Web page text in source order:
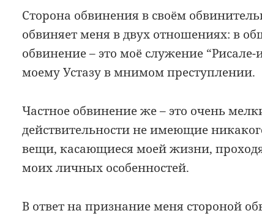
Сторона обвинения в своём
обвиняет меня в двух отношениях: в
обвинение – это моё служение “Рисале-
моему Устазу в мнимом преступлении.
Частное обвинение же – это очень
действительности не имеющие
вещи, касающиеся моей жизни,
моих личных особенностей.
В ответ на признание меня стороной